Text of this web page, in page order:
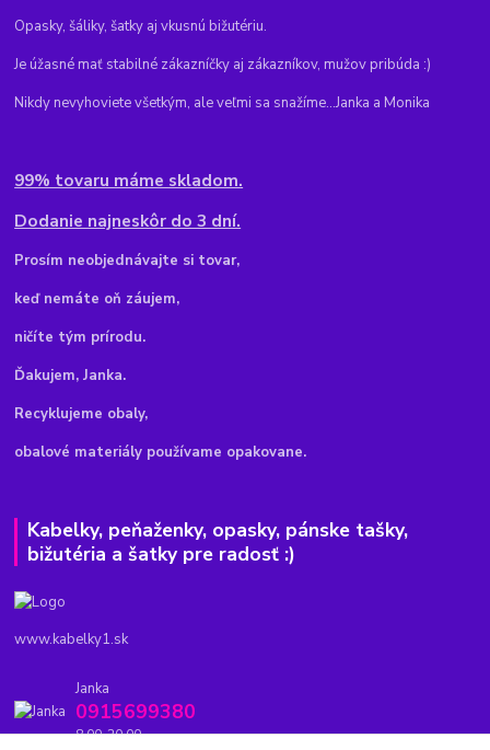
Opasky, šáliky, šatky aj vkusnú bižutériu.
Je úžasné mať stabilné zákazníčky aj zákazníkov, mužov pribúda :)
Nikdy nevyhoviete všetkým, ale veľmi sa snažíme...Janka a Monika
99% tovaru máme skladom.
Dodanie najneskôr do 3 dní.
Prosím neobjednávajte si tovar,
keď nemáte oň záujem,
ničíte tým prírodu.
Ďakujem, Janka.
Recyklujeme obaly,
obalové materiály používame opakovane.
Kabelky, peňaženky, opasky, pánske tašky,
bižutéria a šatky pre radosť :)
www.kabelky1.sk
Janka
0915699380
8.00-20.00